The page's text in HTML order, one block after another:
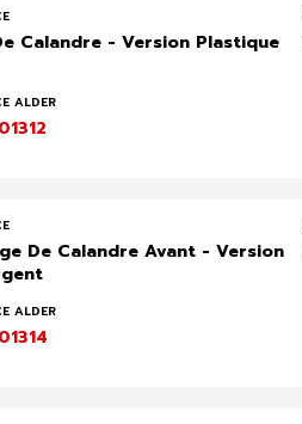
Calandre - Version Plastique
ALDER
De Calandre Avant - Version
ALDER